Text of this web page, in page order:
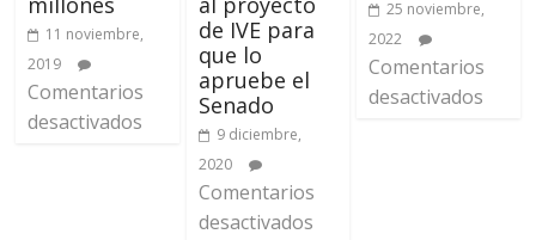
11 noviembre,
2019
Comentarios
desactivados
de IVE para
que lo
apruebe el
Senado
9 diciembre,
2020
Comentarios
desactivados
25 noviembre,
2022
Comentarios
desactivados